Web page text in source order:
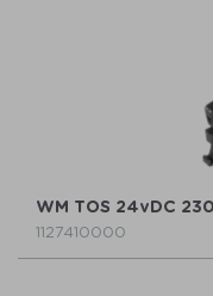
WM TOS 24vDC
1127410000